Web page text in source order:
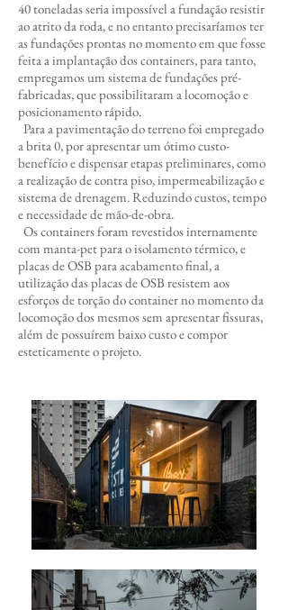
40 toneladas seria impossível a fundação resistir
ao atrito da roda, e no entanto precisaríamos ter
as fundações prontas no momento em que fosse
feita a implantação dos containers, para tanto,
empregamos um sistema de fundações pré-
fabricadas, que possibilitaram a locomoção e
posicionamento rápido.
Para a pavimentação do terreno foi empregado
a brita 0, por apresentar um ótimo custo-
benefício e dispensar etapas preliminares, como
a realização de contra piso, impermeabilização e
sistema de drenagem. Reduzindo custos, tempo
e necessidade de mão-de-obra.
Os containers foram revestidos internamente
com manta-pet para o isolamento térmico, e
placas de OSB para acabamento final, a
utilização das placas de OSB resistem aos
esforços de torção do container no momento da
locomoção dos mesmos sem apresentar fissuras,
além de possuírem baixo custo e compor
esteticamente o projeto.